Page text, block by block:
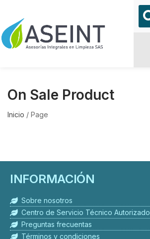
On Sale Product
Inicio / Page
INFORMACIÓN
Sobre nosotros
Centro de Servicio Técnico Autorizado
Preguntas frecuentas
Términos y condiciones